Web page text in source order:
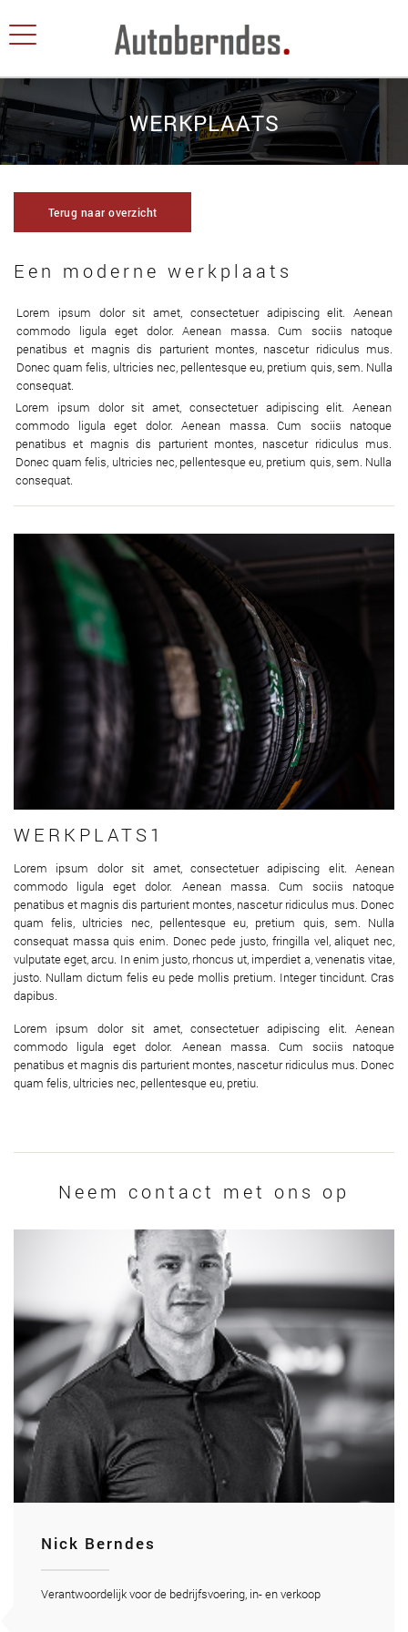
WERKPLAATS
Terug naar overzicht
Een moderne werkplaats
Lorem ipsum dolor sit amet, consectetuer adipiscing elit. Aenean
commodo ligula eget dolor. Aenean massa. Cum sociis natoque
penatibus et magnis dis parturient montes, nascetur ridiculus mus.
Donec quam felis, ultricies nec, pellentesque eu, pretium quis, sem. Nulla
consequat.
Lorem ipsum dolor sit amet, consectetuer adipiscing elit. Aenean
commodo ligula eget dolor. Aenean massa. Cum sociis natoque
penatibus et magnis dis parturient montes, nascetur ridiculus mus.
Donec quam felis, ultricies nec, pellentesque eu, pretium quis, sem. Nulla
consequat.
WERKPLATS1
Lorem ipsum dolor sit amet, consectetuer adipiscing elit. Aenean
commodo ligula eget dolor. Aenean massa. Cum sociis natoque
penatibus et magnis dis parturient montes, nascetur ridiculus mus. Donec
quam felis, ultricies nec, pellentesque eu, pretium quis, sem. Nulla
consequat massa quis enim. Donec pede justo, fringilla vel, aliquet nec,
vulputate eget, arcu. In enim justo, rhoncus ut, imperdiet a, venenatis vitae,
justo. Nullam dictum felis eu pede mollis pretium. Integer tincidunt. Cras
dapibus.
Lorem ipsum dolor sit amet, consectetuer adipiscing elit. Aenean
commodo ligula eget dolor. Aenean massa. Cum sociis natoque
penatibus et magnis dis parturient montes, nascetur ridiculus mus. Donec
quam felis, ultricies nec, pellentesque eu, pretiu.
Neem contact met ons op
Nick Berndes
Verantwoordelijk voor de bedrijfsvoering, in- en verkoop